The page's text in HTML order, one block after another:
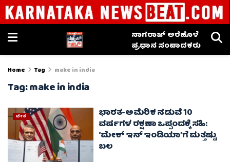
ನಾಗರಾಜ್ ಅರೆಹೊಳೆ
ಪ್ರಧಾನ ಸಂಪಾದಕರು
Home Tag make in india
Tag:make in india
ದೇಶ ಭಾರತ-ಅಮೆರಿಕ ನಡುವೆ 10
ವರ್ಷಗಳ ರಕ್ಷಣಾ ಒಪ್ಪಂದಕ್ಕೆ ಸಹಿ:
‘ಮೇಕ್ ಇನ್ ಇಂಡಿಯಾ’ಗೆ ಮತ್ತಷ್ಟು
ಬಲ